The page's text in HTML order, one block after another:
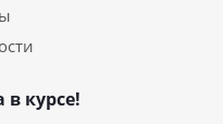
в курсе!